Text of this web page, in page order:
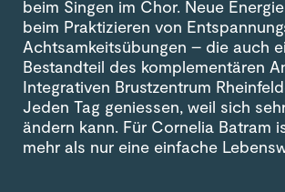
beim Singen im Chor. Neue
beim Praktizieren von
Achtsamkeitsübungen – die auch
Bestandteil des komplementären
Integrativen Brustzentrum
Jeden Tag geniessen, weil sich
ändern kann. Für Cornelia Batram
mehr als nur eine einfache